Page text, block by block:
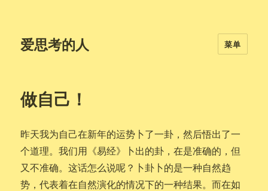
爱思考的人 菜单
做自己！
昨天我为自己在新年的运势卜了一卦，然后悟出了一
个道理。我们用《易经》卜出的卦，在是准确的，但
又不准确。这话怎么说呢？卜卦卜的是一种自然趋
势，代表着在自然演化的情况下的一种结果。而在如